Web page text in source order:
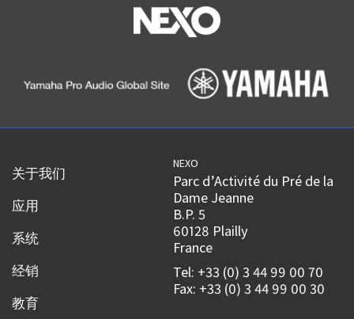
关于我们
应用
系统
经销
教育
NEXO
Parc d’Activité du Pré de la
Dame Jeanne
B.P. 5
60128 Plailly
France
Tel: +33 (0) 3 44 99 00 70
Fax: +33 (0) 3 44 99 00 30